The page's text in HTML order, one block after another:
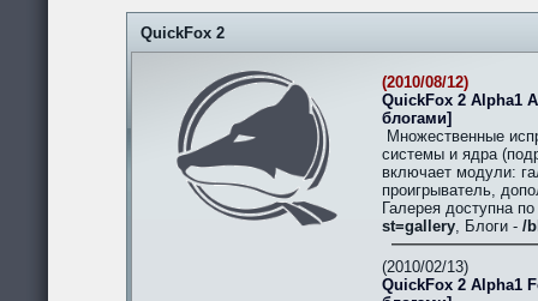
QuickFox 2
(2010/08/12)
QuickFox 2 Alpha1
блогами]
Множественные
системы и ядра
включает модули:
проигрыватель,
Галерея доступна
st=gallery, Блоги - /
(2010/02/13)
QuickFox 2 Alpha1